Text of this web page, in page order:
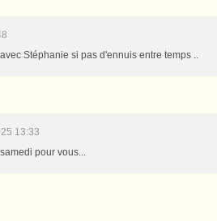
Stéphanie si pas d'ennuis entre temps ..
13:33
pour vous...